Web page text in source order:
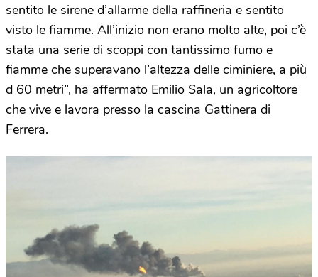
sentito le sirene d’allarme della raffineria e sentito
visto le fiamme. All’inizio non erano molto alte, poi c’è
stata una serie di scoppi con tantissimo fumo e
fiamme che superavano l’altezza delle ciminiere, a più
d 60 metri”, ha affermato Emilio Sala, un agricoltore
che vive e lavora presso la cascina Gattinera di
Ferrera.